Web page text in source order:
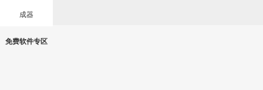
成器
免费软件专区